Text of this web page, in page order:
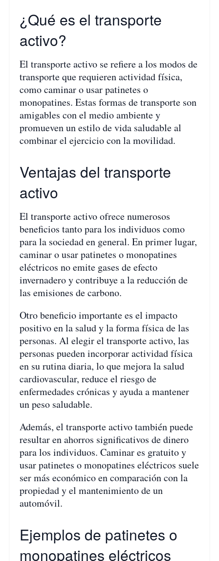
¿Qué es el transporte
activo?
El transporte activo se refiere a los modos de
transporte que requieren actividad física,
como caminar o usar patinetes o
monopatines. Estas formas de transporte son
amigables con el medio ambiente y
promueven un estilo de vida saludable al
combinar el ejercicio con la movilidad.
Ventajas del transporte
activo
El transporte activo ofrece numerosos
beneficios tanto para los individuos como
para la sociedad en general. En primer lugar,
caminar o usar patinetes o monopatines
eléctricos no emite gases de efecto
invernadero y contribuye a la reducción de
las emisiones de carbono.
Otro beneficio importante es el impacto
positivo en la salud y la forma física de las
personas. Al elegir el transporte activo, las
personas pueden incorporar actividad física
en su rutina diaria, lo que mejora la salud
cardiovascular, reduce el riesgo de
enfermedades crónicas y ayuda a mantener
un peso saludable.
Además, el transporte activo también puede
resultar en ahorros significativos de dinero
para los individuos. Caminar es gratuito y
usar patinetes o monopatines eléctricos suele
ser más económico en comparación con la
propiedad y el mantenimiento de un
automóvil.
Ejemplos de patinetes o
monopatines eléctricos